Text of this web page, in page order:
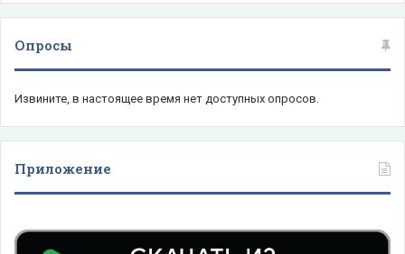
Опросы
Извините, в настоящее время нет доступных опросов.
Приложение